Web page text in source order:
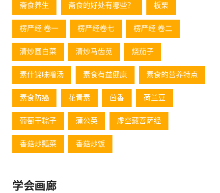
斋食养生 斋食的好处有哪些？ 板栗
楞严经 卷一 楞严经卷七 楞严经 卷二
清炒圆白菜 清炒马齿苋 烧茄子
素什锦味噌汤 素食有益健康 素食的营养特点
素食防癌 花青素 茴香 荷兰豆
葡萄⼲粽⼦ 蒲公英 虚空藏菩萨经
香菇炒瓢菜 香菇炒饭
学会画廊